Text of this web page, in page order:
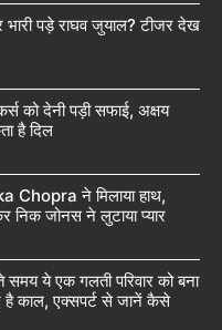
पड़े राघव जुयाल? टीजर देख
को देनी पड़ी सफाई, अक्षय
है दिल
Chopra ने मिलाया हाथ,
जोनस ने लुटाया प्यार
ये एक गलती परिवार को बना
है काल, एक्सपर्ट से जानें कैसे